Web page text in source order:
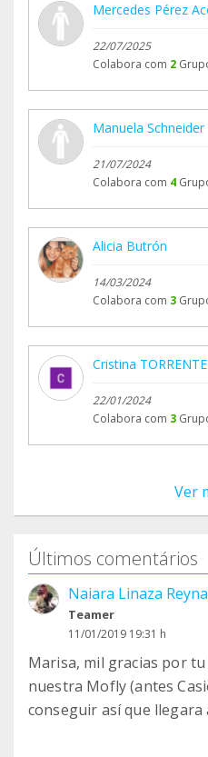
Mercedes Pérez
22/07/2025
Colabora com 2
Manuela Schneider
21/07/2024
Colabora com 4
Alicia Butrón
14/03/2024
Colabora com 3
Cristina
22/01/2024
Colabora com 3
Ver
Últimos comentários
Naiara Linaza Reyna
Teamer
11/01/2019 19:31 h
Marisa, mil gracias por
nuestra Mofly (antes
conseguir así que llegara